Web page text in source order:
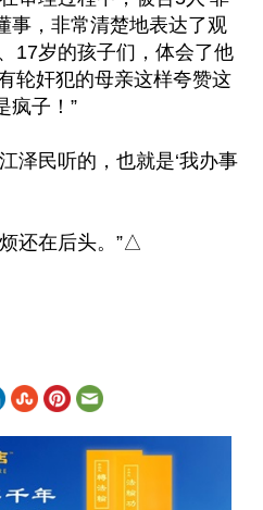
事，非常清楚地表达了观
17岁的孩子们，体会了他
轮奸犯的母亲这样夸赞这
疯子！”
泽民听的，也就是‘我办事
还在后头。”△